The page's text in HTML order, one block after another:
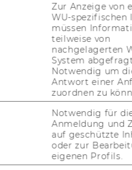
im ad­mi­nis­tra­ti­ven
Wo­chen­stun­den
Zur Anzeige von
WU-spezifischen
müssen
teilweise von
nachgelagerten
System
Notwendig um
Antwort einer
zuordnen zu
Notwendig für
Anmeldung und
auf geschützte
oder zur
eigenen Profils.